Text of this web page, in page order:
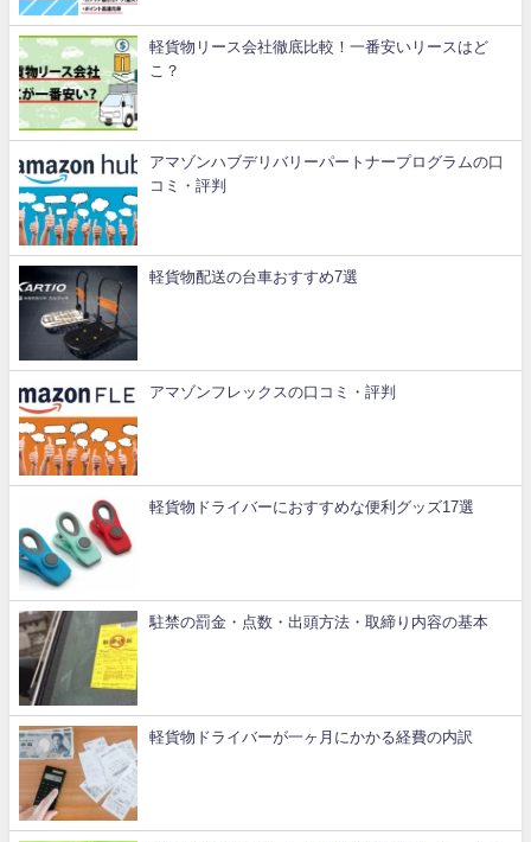
軽貨物リース会社徹底比較！一番安いリースはど
こ？
アマゾンハブデリバリーパートナープログラムの口
コミ・評判
軽貨物配送の台車おすすめ7選
アマゾンフレックスの口コミ・評判
軽貨物ドライバーにおすすめな便利グッズ17選
駐禁の罰金・点数・出頭方法・取締り内容の基本
軽貨物ドライバーが一ヶ月にかかる経費の内訳